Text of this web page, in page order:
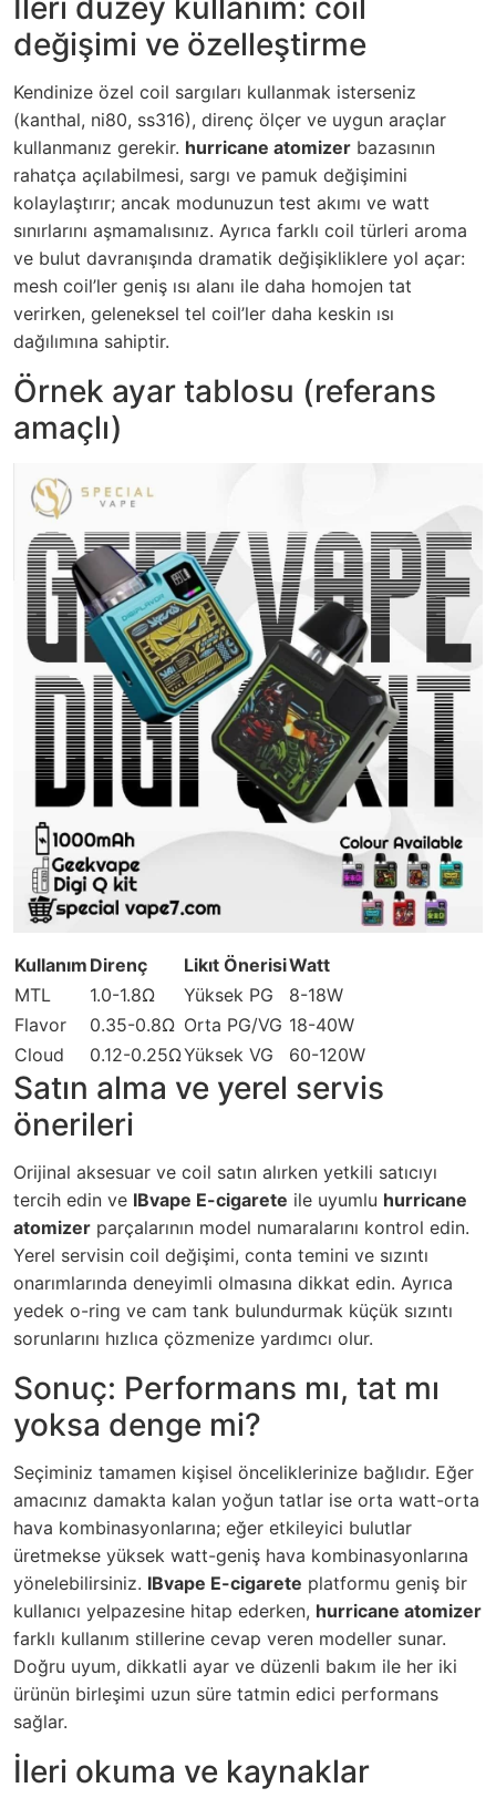
İleri düzey kullanım: coil
değişimi ve özelleştirme
Kendinize özel coil sargıları kullanmak isterseniz
(kanthal, ni80, ss316), direnç ölçer ve uygun araçlar
kullanmanız gerekir. hurricane atomizer bazasının
rahatça açılabilmesi, sargı ve pamuk değişimini
kolaylaştırır; ancak modunuzun test akımı ve watt
sınırlarını aşmamalısınız. Ayrıca farklı coil türleri aroma
ve bulut davranışında dramatik değişikliklere yol açar:
mesh coil’ler geniş ısı alanı ile daha homojen tat
verirken, geleneksel tel coil’ler daha keskin ısı
dağılımına sahiptir.
Örnek ayar tablosu (referans
amaçlı)
Kullanım Direnç Likıt ÖnerisiWatt
MTL
1.0-1.8Ω Yüksek PG
8-18W
Flavor
0.35-0.8Ω Orta PG/VG 18-40W
Cloud
0.12-0.25ΩYüksek VG 60-120W
Satın alma ve yerel servis
önerileri
Orijinal aksesuar ve coil satın alırken yetkili satıcıyı
tercih edin ve IBvape E-cigarete ile uyumlu hurricane
atomizer parçalarının model numaralarını kontrol edin.
Yerel servisin coil değişimi, conta temini ve sızıntı
onarımlarında deneyimli olmasına dikkat edin. Ayrıca
yedek o-ring ve cam tank bulundurmak küçük sızıntı
sorunlarını hızlıca çözmenize yardımcı olur.
Sonuç: Performans mı, tat mı
yoksa denge mi?
Seçiminiz tamamen kişisel önceliklerinize bağlıdır. Eğer
amacınız damakta kalan yoğun tatlar ise orta watt-orta
hava kombinasyonlarına; eğer etkileyici bulutlar
üretmekse yüksek watt-geniş hava kombinasyonlarına
yönelebilirsiniz. IBvape E-cigarete platformu geniş bir
kullanıcı yelpazesine hitap ederken, hurricane atomizer
farklı kullanım stillerine cevap veren modeller sunar.
Doğru uyum, dikkatli ayar ve düzenli bakım ile her iki
ürünün birleşimi uzun süre tatmin edici performans
sağlar.
İleri okuma ve kaynaklar